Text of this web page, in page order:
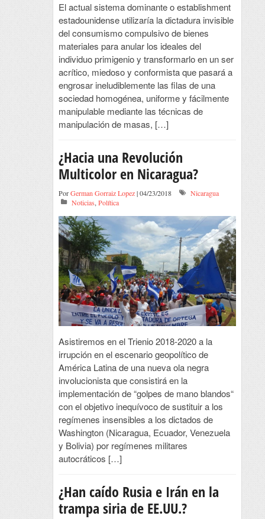
El actual sistema dominante o establishment
estadounidense utilizaría la dictadura invisible
del consumismo compulsivo de bienes
materiales para anular los ideales del
individuo primigenio y transformarlo en un ser
acrítico, miedoso y conformista que pasará a
engrosar ineludiblemente las filas de una
sociedad homogénea, uniforme y fácilmente
manipulable mediante las técnicas de
manipulación de masas, […]
¿Hacia una Revolución
Multicolor en Nicaragua?
PorGerman Gorraiz Lopez| 04/23/2018
Nicaragua
Noticias,Política
Asistiremos en el Trienio 2018-2020 a la
irrupción en el escenario geopolítico de
América Latina de una nueva ola negra
involucionista que consistirá en la
implementación de “golpes de mano blandos“
con el objetivo inequívoco de sustituir a los
regímenes insensibles a los dictados de
Washington (Nicaragua, Ecuador, Venezuela
y Bolivia) por regímenes militares
autocráticos […]
¿Han caído Rusia e Irán en la
trampa siria de EE.UU.?